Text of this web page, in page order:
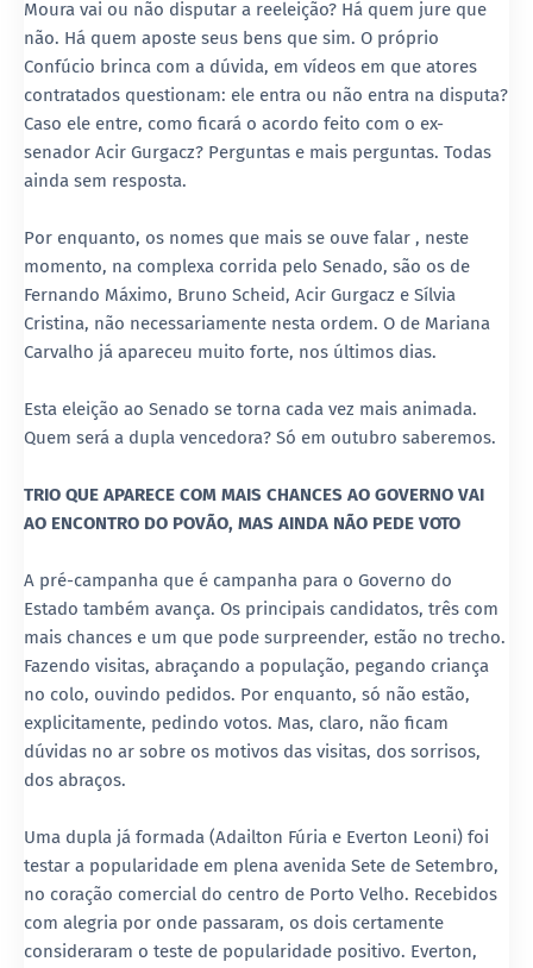
Moura vai ou não disputar a reeleição? Há quem jure que
não. Há quem aposte seus bens que sim. O próprio
Confúcio brinca com a dúvida, em vídeos em que atores
contratados questionam: ele entra ou não entra na disputa?
Caso ele entre, como ficará o acordo feito com o ex-
senador Acir Gurgacz? Perguntas e mais perguntas. Todas
ainda sem resposta.
Por enquanto, os nomes que mais se ouve falar , neste
momento, na complexa corrida pelo Senado, são os de
Fernando Máximo, Bruno Scheid, Acir Gurgacz e Sílvia
Cristina, não necessariamente nesta ordem. O de Mariana
Carvalho já apareceu muito forte, nos últimos dias.
Esta eleição ao Senado se torna cada vez mais animada.
Quem será a dupla vencedora? Só em outubro saberemos.
TRIO QUE APARECE COM MAIS CHANCES AO GOVERNO VAI
AO ENCONTRO DO POVÃO, MAS AINDA NÃO PEDE VOTO
A pré-campanha que é campanha para o Governo do
Estado também avança. Os principais candidatos, três com
mais chances e um que pode surpreender, estão no trecho.
Fazendo visitas, abraçando a população, pegando criança
no colo, ouvindo pedidos. Por enquanto, só não estão,
explicitamente, pedindo votos. Mas, claro, não ficam
dúvidas no ar sobre os motivos das visitas, dos sorrisos,
dos abraços.
Uma dupla já formada (Adailton Fúria e Everton Leoni) foi
testar a popularidade em plena avenida Sete de Setembro,
no coração comercial do centro de Porto Velho. Recebidos
com alegria por onde passaram, os dois certamente
consideraram o teste de popularidade positivo. Everton,